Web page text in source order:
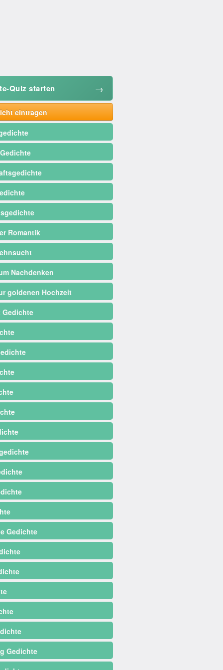
Quiz starten →
eintragen
Romantik
Nachdenken
goldenen Hochzeit
Gedichte
Gedichte
Gedichte